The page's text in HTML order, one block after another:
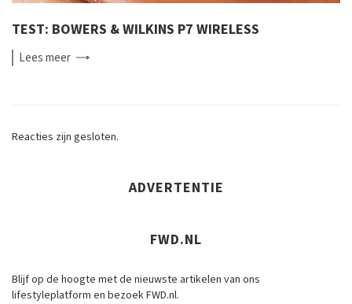
TEST: BOWERS & WILKINS P7 WIRELESS
Leesmeer
Reacties zijn gesloten.
ADVERTENTIE
FWD.NL
Blijf op de hoogte met de nieuwste artikelen van ons
lifestyleplatform en bezoek FWD.nl.